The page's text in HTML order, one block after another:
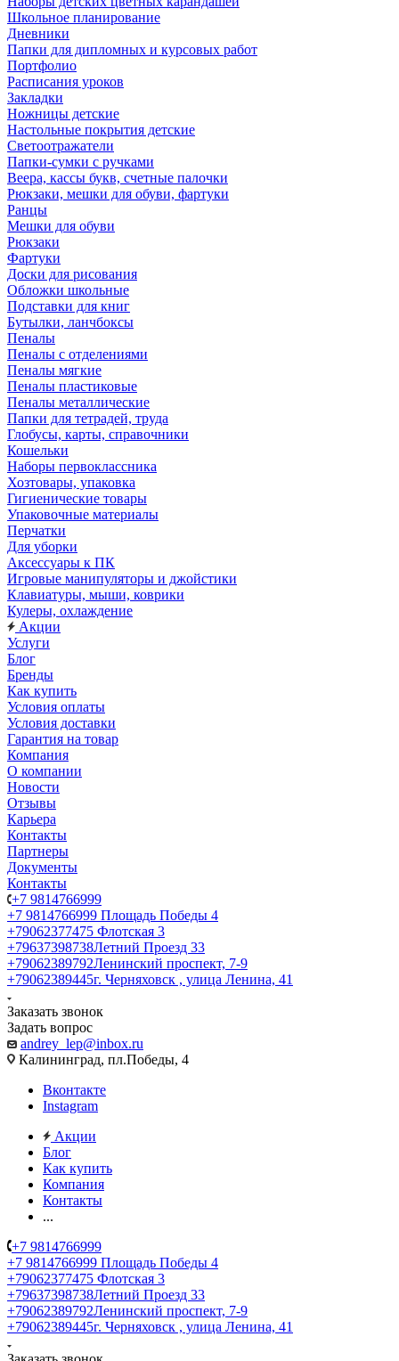
Школьное планирование
Дневники
Папки для дипломных и курсовых работ
Портфолио
Расписания уроков
Закладки
Ножницы детские
Настольные покрытия детские
Светоотражатели
Папки-сумки с ручками
Веера, кассы букв, счетные палочки
Рюкзаки, мешки для обуви, фартуки
Ранцы
Мешки для обуви
Рюкзаки
Фартуки
Доски для рисования
Обложки школьные
Подставки для книг
Бутылки, ланчбоксы
Пеналы
Пеналы с отделениями
Пеналы мягкие
Пеналы пластиковые
Пеналы металлические
Папки для тетрадей, труда
Глобусы, карты, справочники
Кошельки
Наборы первоклассника
Хозтовары, упаковка
Гигиенические товары
Упаковочные материалы
Перчатки
Для уборки
Аксессуары к ПК
Игровые манипуляторы и джойстики
Клавиатуры, мыши, коврики
Кулеры, охлаждение
Акции
Услуги
Блог
Бренды
Как купить
Условия оплаты
Условия доставки
Гарантия на товар
Компания
О компании
Новости
Отзывы
Карьера
Контакты
Партнеры
Документы
Контакты
+7 9814766999
+7 9814766999 Площадь Победы 4
+79062377475 Флотская 3
+79637398738Летний Проезд 33
+79062389792Ленинский проспект, 7-9
+79062389445г. Черняховск , улица Ленина, 41
Заказать звонок
Задать вопрос
andrey_lep@inbox.ru
Калининград, пл.Победы, 4
Вконтакте
Instagram
Акции
Блог
Как купить
Компания
Контакты
...
+7 9814766999
+7 9814766999 Площадь Победы 4
+79062377475 Флотская 3
+79637398738Летний Проезд 33
+79062389792Ленинский проспект, 7-9
+79062389445г. Черняховск , улица Ленина, 41